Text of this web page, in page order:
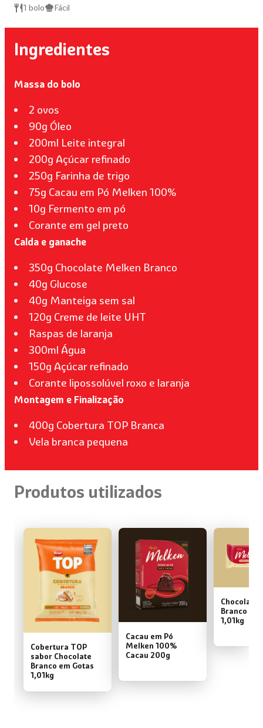
1 bolo Fácil
Ingredientes
Massa do bolo
2 ovos
90g Óleo
200ml Leite integral
200g Açúcar refinado
250g Farinha de trigo
75g Cacau em Pó Melken 100%
10g Fermento em pó
Corante em gel preto
Calda e ganache
350g Chocolate Melken Branco
40g Glucose
40g Manteiga sem sal
120g Creme de leite UHT
Raspas de laranja
300ml Água
150g Açúcar refinado
Corante lipossolúvel roxo e laranja
Montagem e Finalização
400g Cobertura TOP Branca
Vela branca pequena
Produtos utilizados
Cobertura TOP
sabor Chocolate
Branco em Gotas
1,01kg
Cacau em Pó
Melken 100%
Cacau 200g
Chocolate
Branco em
1,01kg